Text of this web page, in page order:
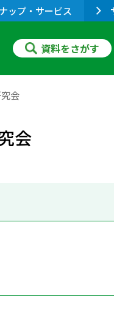
ップ・サービス
資料をさがす
会
会